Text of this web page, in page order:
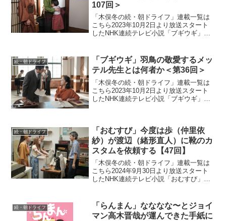
107回＞
「木俣冬の続・朝ドライフ」連載一覧は
こちら2023年10月2日より放送スタート
したNHK連続テレビ小説「ブギウギ」。
をモデルにオリジナルストーリーで描く
本作。歌って踊る...
続・朝ドライフ
「ブギウギ」羽鳥の敬愛するメッ
テル先生とは何者か＜第36回＞
「木俣冬の続・朝ドライフ」連載一覧は
こちら2023年10月2日より放送スタート
したNHK連続テレビ小説「ブギウギ」。
本作。歌って踊る...
続・朝ドライフ
「おむすび」今度は歩（仲里依
紗）が渡辺（緒形直人）に靴のカ
スタムを依頼する【47回】
「木俣冬の続・朝ドライフ」連載一覧は
こちら2024年9月30日より放送スタート
したNHK連続テレビ小説「おむすび」。
岡・糸島で両親や祖父母と共に暮らして
いた...
続・朝ドライフ
「らんまん」なななな〜とジョイ
マン高木晋哉が運んできた手紙に